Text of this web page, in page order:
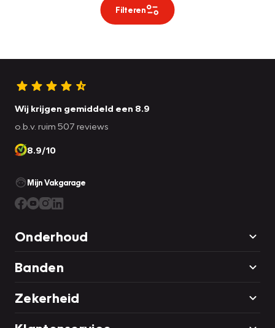
Filteren
Wij krijgen gemiddeld een 8.9
o.b.v. ruim 507 reviews
8.9/10
Mijn Vakgarage
Onderhoud
Banden
Zekerheid